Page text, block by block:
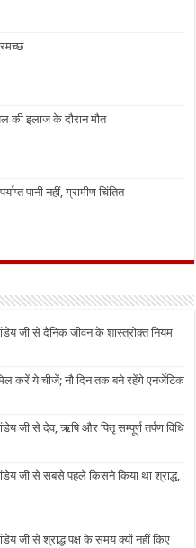
की इलाज के दौरान मौत
पानी नहीं, ग्रामीण चिंतित
जी से दैनिक जीवन के शास्त्रोक्त नियम
करें ये चीजें; नौ दिन तक बने रहेंगे एनर्जेटिक
जी से देव, ऋषि और पितृ सम्पूर्ण तर्पण विधि
जी से सबसे पहले किसने किया था श्राद्ध,
जी से श्राद्ध पक्ष के समय क्यों नहीं किए